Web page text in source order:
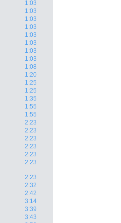
1:03
1:03
1:03
1:03
1:03
1:03
1:03
1:03
1:08
1:20
1:25
1:25
1:35
1:55
1:55
2:23
2:23
2:23
2:23
2:23
2:23
2:23
2:32
2:42
3:14
3:39
3:43